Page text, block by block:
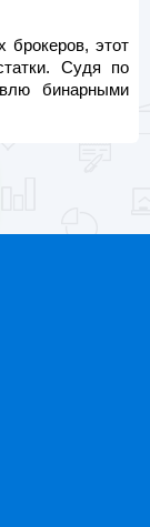
брокеров, этот
Судя по
бинарными